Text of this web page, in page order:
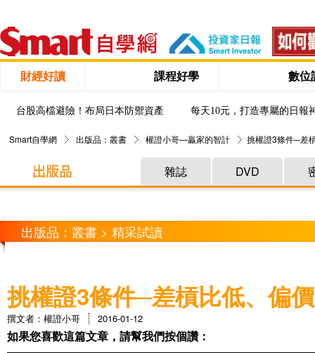
財經好讀 課程好學 數位
台股高檔避險！布局日本防禦資產 每天10元，打造專屬的日報
Smart自學網 出版品：叢書 權證小哥—贏家的智計 挑權證3條件─差
雜誌 DVD
出版品：叢書 > 精采試讀
挑權證3條件─差槓比低、偏
撰文者：權證小哥 2016-01-12
如果您喜歡這篇文章，請幫我們按個讚：